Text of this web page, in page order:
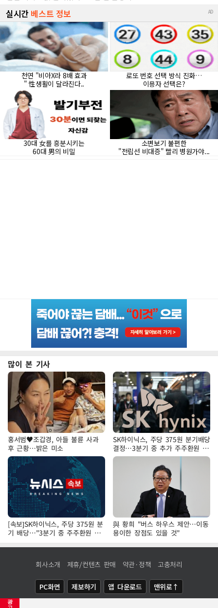
광
많이 본 기사
홍서범♥조갑경, 아들 불륜 사과
후 근황…밝은 미소
SK하이닉스, 주당 375원 분기배당
결정…3분기 중 추가 주주환원 발
표
[속보]SK하이닉스, 주당 375원 분
기 배당…"3분기 중 주주환원 방
안 확정"
與 황희 "버스 하우스 제안…이동
용이한 장점도 있을 것"
회사소개 제휴/컨텐츠 판매 약관·정책 고충처리
PC화면 제보하기 앱 다운로드 맨위로↑